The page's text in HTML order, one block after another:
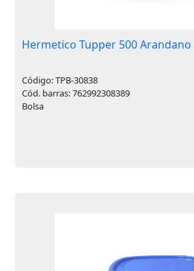
Hermetico Tupper 500 Arandano
Código: TPB-30838
Cód. barras: 762992308389
Bolsa